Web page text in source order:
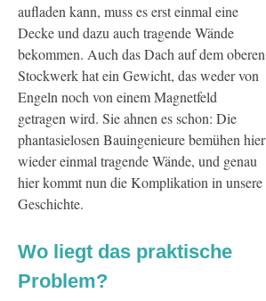
aufladen kann, muss es erst einmal eine
Decke und dazu auch tragende Wände
bekommen. Auch das Dach auf dem oberen
Stockwerk hat ein Gewicht, das weder von
Engeln noch von einem Magnetfeld
getragen wird. Sie ahnen es schon: Die
phantasielosen Bauingenieure bemühen hier
wieder einmal tragende Wände, und genau
hier kommt nun die Komplikation in unsere
Geschichte.
Wo liegt das praktische
Problem?